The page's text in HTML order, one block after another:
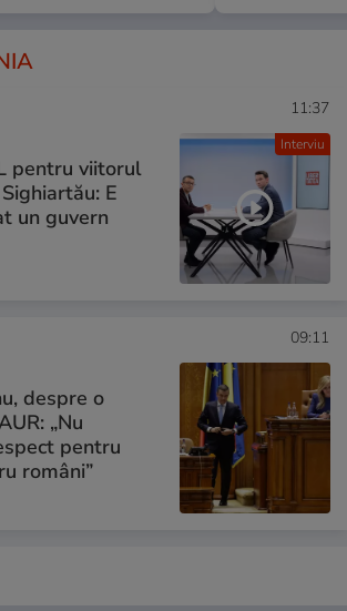
Interviu
11:37
pentru viitorul
E
un guvern
09:11
despre o
„Nu
pentru
români”